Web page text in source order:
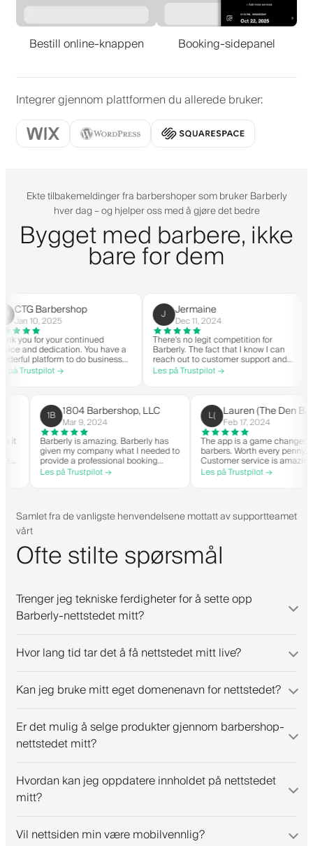
Bestill online-knappen Booking-sidepanel
Integrer gjennom plattformen du allerede bruker:
Ekte tilbakemeldinger fra barbershoper som bruker Barberly
hver dag – og hjelper oss med å gjøre det bedre
Bygget med barbere, ikke
bare for dem
Barbershop
10, 2025
for your continued
and dedication. You have a
platform to do business
spirit. Thank you from
Trustpilot →
Jermaine
Dec 11, 2024
There's no legit competition for
Barberly. The fact that I know I can
reach out to customer support and
actually get help is a major reason I
stay. Barberly provides a ton of
Les på Trustpilot →
on
it
able
1B 1804 Barbershop, LLC
Mar 9, 2024
Barberly is amazing. Barberly has
given my company what I needed to
provide a professional booking
experience for my clients. Their
team has been exceptional,
Les på Trustpilot →
L( Lauren (The
Feb 17, 2024
The app is a game
barbers. Worth every
Customer service is
helps with everything or
they need. Definitely
Les på Trustpilot →
Samlet fra de vanligste henvendelsene mottatt av supportteamet
vårt
Ofte stilte spørsmål
Trenger jeg tekniske ferdigheter for å sette opp
Barberly-nettstedet mitt?
Hvor lang tid tar det å få nettstedet mitt live?
Kan jeg bruke mitt eget domenenavn for nettstedet?
Er det mulig å selge produkter gjennom barbershop-
nettstedet mitt?
Hvordan kan jeg oppdatere innholdet på nettstedet
mitt?
Vil nettsiden min være mobilvennlig?